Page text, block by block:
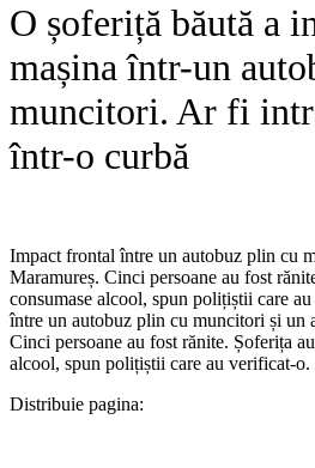
O șoferiță băută a
mașina într-un
muncitori. Ar fi
într-o curbă
Impact frontal între un autobuz plin cu
Maramureș. Cinci persoane au fost
consumase alcool, spun polițiștii care
între un autobuz plin cu muncitori și un
Cinci persoane au fost rănite. Șoferița
alcool, spun polițiștii care au verificat-o.
Distribuie pagina: